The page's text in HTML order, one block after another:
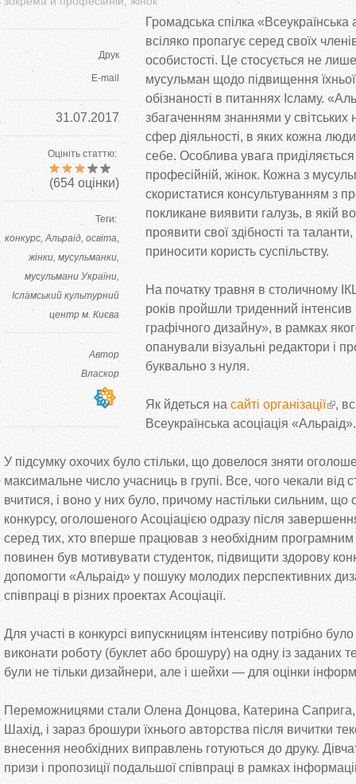
Друк
E-mail
31.07.2017
Оцініть статтю:
(654 оцінки)
Теги:
конкурс Альраід освіта
жінки мусульманки
мусульмани України
Ісламський культурний
центр м. Києва
Автор
Власкор
Громадська спілка «Всеукраїнська
всіляко пропагує серед своїх
особистості. Це стосується не
мусульман щодо підвищення їхньої
обізнаності в питаннях Ісламу.
збагаченням знаннями у
сфер діяльності, в яких кожна
себе. Особлива увага приділяється
професійній, жінок. Кожна з
скористатися консультуванням з
покликане виявити галузь, в якій
проявити свої здібності та
приносити користь суспільству.
На початку травня в столичному
років пройшли триденний
графічного дизайну», в рамках
опанували візуальні редактори і
буквально з нуля.
Як йдеться на сайті організації
,
Всеукраїнська асоціація «Альраід».
У підсумку охочих було стільки, що довелося зняти
максимальне число учасниць в групі. Все, чого чекали від
вчитися, і воно у них було, причому настільки сильним,
конкурсу, оголошеного Асоціацією одразу після
серед тих, хто вперше працював з необхідним програмним
повинен був мотивувати студенток, підвищити здорову
допомогти «Альраід» у пошуку молодих перспективних
співпраці в різних проектах Асоціації.
Для участі в конкурсі випускницям інтенсиву потрібно
виконати роботу (буклет або брошуру) на одну із заданих
були не тільки дизайнери, але і шейхи — для оцінки
Переможницями стали Оленa Донцовa, Катеринa Сапригa,
Шахід, і зараз брошури їхнього авторства після вичитки
внесення необхідних виправлень готуються до друку.
призи і пропозиції подальшої співпраці в рамках